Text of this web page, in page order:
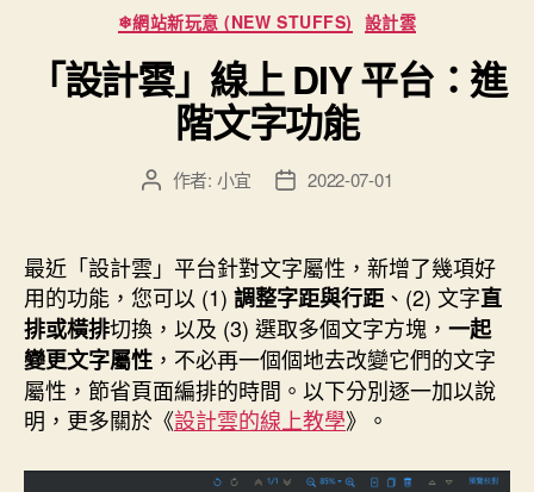
排”
分
類
❄網站新玩意 (NEW STUFFS) 設計雲
「設計雲」線上 DIY 平台：進
階文字功能
文
者
作者: 小宜
文
佈
日
期
2022-07-01
最近「設計雲」平台針對文字屬性，新增了幾項好
用的功能，您可以 (1) 調整字距與行距 、(2) 文字直
排或橫排切換，以及 (3) 選取多個文字方塊， 一起
變更文字屬性 ，不必再一個個地去改變它們的文字
屬性，節省頁面編排的時間。以下分別逐一加以說
明，更多關於《設計雲的線上教學》。